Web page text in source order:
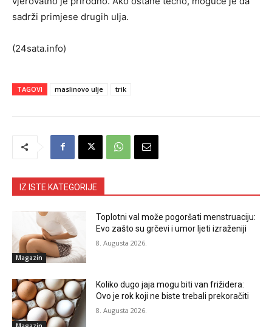
sadrži primjese drugih ulja.
(24sata.info)
TAGOVI maslinovo ulje trik
IZ ISTE KATEGORIJE
Magazin
Toplotni val može pogoršati menstruaciju:
Evo zašto su grčevi i umor ljeti izraženiji
8. Augusta 2026.
Koliko dugo jaja mogu biti van frižidera:
Ovo je rok koji ne biste trebali prekoračiti
8. Augusta 2026.